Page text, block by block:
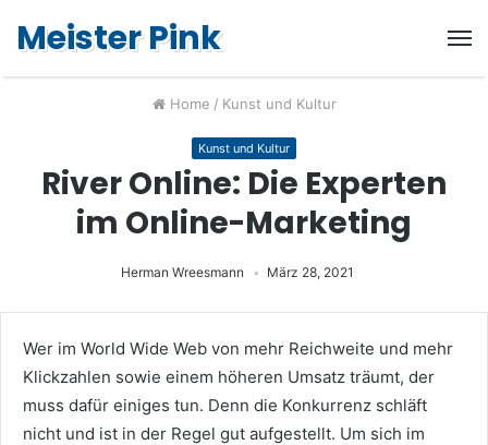
Meister Pink
Home / Kunst und Kultur
Kunst und Kultur
River Online: Die Experten
im Online-Marketing
Herman Wreesmann März 28, 2021
Wer im World Wide Web von mehr Reichweite und mehr
Klickzahlen sowie einem höheren Umsatz träumt, der
muss dafür einiges tun. Denn die Konkurrenz schläft
nicht und ist in der Regel gut aufgestellt. Um sich im